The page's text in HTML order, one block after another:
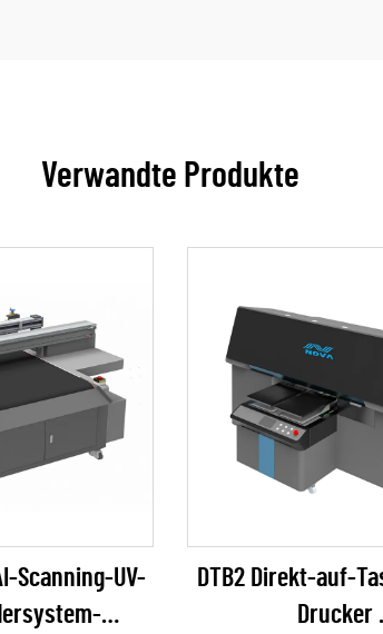
Verwandte Produkte
Scanning-UV-
DTB2 Direkt-auf-
Drucker